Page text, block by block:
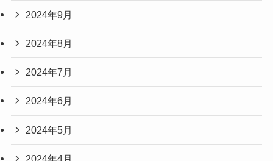
2024年9月
2024年8月
2024年7月
2024年6月
2024年5月
2024年4月